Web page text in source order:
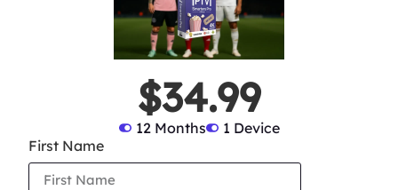
$34.99
12 Months
1 Device
First Name